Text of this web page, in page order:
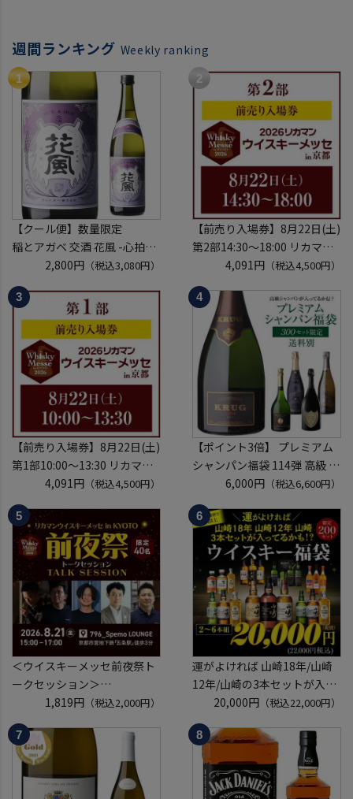
パークリン
グワイン
長S
ケース 長S
週間ランキング Weekly ranking
【クール便】数量限定
稲とアガベ 交酒 花風 -心拍-
KYOTO EDITION 720ml こう
しゅ はなかぜ craft sake クラ
フトサケ 秋田県 男鹿市
2,800円（税込3,080円）
【前売り入場券】8月22日(土)
第2部14:30～18:00 リカマン
ウイスキーメッセ in京都
2026 1枚
入場券となるeチケットは【8
月中旬】にメールにて配信予
※代引き決済不可
4,091円 （税込4,500円）
【前売り入場券】8月22日(土)
第1部10:00～13:30 リカマン
ウイスキーメッセ in京都
2026 1枚
入場券となるeチケットは【8
月中旬】にメールにて配信予
定
※代引き決済不可
4,091円（税込4,500円）
【ポイント3倍】 プレミアム
シャンパン福袋 114弾 高級 シ
ャンパン を探せ トゥルベ ト
レゾール クリュッグ 2004 が
入ってるかも!? 【先着300
本】 シャンパン シャンパーニ
ュ リカーマウンテン 福袋 WK
くじ 【送
6,000円 （税込6,600円）
＜ウイスキーメッセ前夜祭ト
ークセッション＞
8月21日(金)15:00～17:00京都
開催
クレジットカード決済のみ
1,819円（税込2,000円）
運がよければ 山崎18年/山崎
12年/山崎の3本セットが入っ
ているかも！？ ウイスキー福
袋 2～6本組 限定200セット
虎S ※必ずもらえるCP対象
(1P)
20,000円 （税込22,000円）